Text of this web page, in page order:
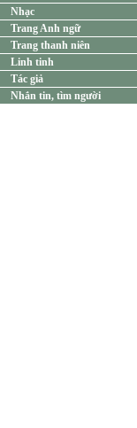
Nhạc
Trang Anh ngữ
Trang thanh niên
Linh tinh
Tác giả
Nhắn tin, tìm người